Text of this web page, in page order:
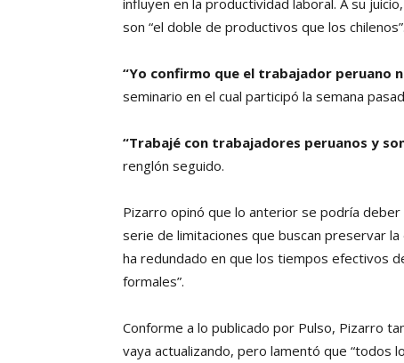
influyen en la productividad laboral. A su
son “el doble de productivos que los chilenos”.
“Yo confirmo que el trabajador peruano
seminario en el cual participó la semana
“Trabajé con trabajadores peruanos y
renglón seguido.
Pizarro opinó que lo anterior se podría deber
serie de limitaciones que buscan preservar
ha redundado en que los tiempos efectivos
formales”.
Conforme a lo publicado por Pulso, Pizarro
vaya actualizando, pero lamentó que “todos